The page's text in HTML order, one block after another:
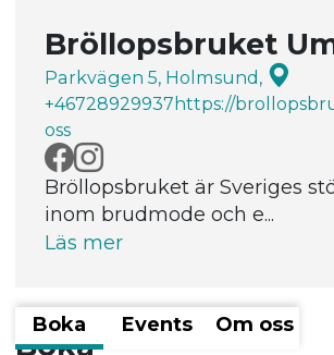
Bröllopsbruket
Parkvägen 5, Holmsund,
+46728929937 https://
oss
Bröllopsbruket är Sveriges
inom brudmode och e...
Läs mer
Boka Events Om oss
Boka